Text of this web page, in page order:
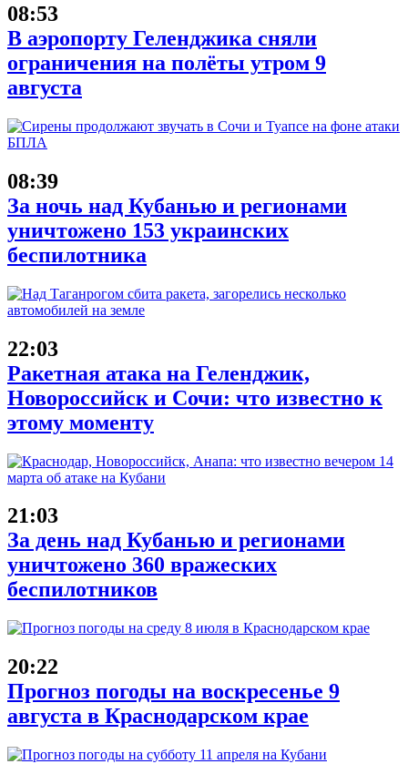
08:53
В аэропорту Геленджика сняли
ограничения на полёты утром 9
августа
08:39
За ночь над Кубанью и регионами
уничтожено 153 украинских
беспилотника
22:03
Ракетная атака на Геленджик,
Новороссийск и Сочи: что известно к
этому моменту
21:03
За день над Кубанью и регионами
уничтожено 360 вражеских
беспилотников
20:22
Прогноз погоды на воскресенье 9
августа в Краснодарском крае